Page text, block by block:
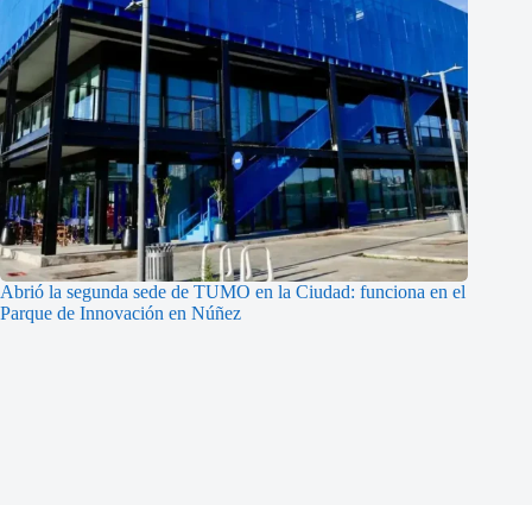
Abrió la segunda sede de TUMO en la Ciudad: funciona en el
Parque de Innovación en Núñez